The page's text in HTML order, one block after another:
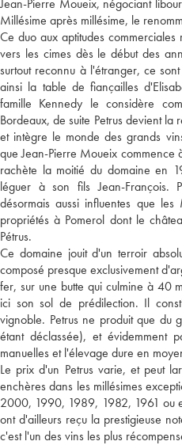
Jean-Pierre Moueix, négociant
Millésime après millésime, le
Ce duo aux aptitudes
vers les cimes dès le début des
surtout reconnu à l'étranger, ce
ainsi la table de fiançailles
famille Kennedy le considère
Bordeaux, de suite Petrus devient
et intègre le monde des grands
que Jean-Pierre Moueix commence
rachète la moitié du domaine en
léguer à son fils Jean-François.
désormais aussi influentes que
propriétés à Pomerol dont le
Pétrus.
Ce domaine jouit d'un terroir
composé presque exclusivement
fer, sur une butte qui culmine à 40
ici son sol de prédilection. Il
vignoble. Petrus ne produit que du
étant déclassée), et évidemment
manuelles et l'élevage dure en
Le prix d'un Petrus varie, et peut
enchères dans les millésimes
2000, 1990, 1989, 1982, 1961 ou
ont d'ailleurs reçu la prestigieuse
c'est l'un des vins les plus